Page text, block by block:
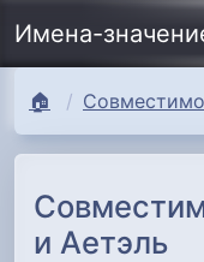
Имена-
🏠
и Аетэль